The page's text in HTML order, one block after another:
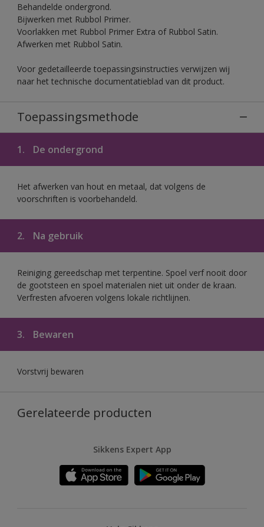
Behandelde ondergrond.
Bijwerken met Rubbol Primer.
Voorlakken met Rubbol Primer Extra of Rubbol Satin.
Afwerken met Rubbol Satin.
Voor gedetailleerde toepassingsinstructies verwijzen wij
naar het technische documentatieblad van dit product.
Toepassingsmethode
1. De ondergrond
Het afwerken van hout en metaal, dat volgens de
voorschriften is voorbehandeld.
2. Na gebruik
Reiniging gereedschap met terpentine. Spoel verf nooit door
de gootsteen en spoel materialen niet uit onder de kraan.
Verfresten afvoeren volgens lokale richtlijnen.
3. Bewaren
Vorstvrij bewaren
Gerelateerde producten
Sikkens Expert App